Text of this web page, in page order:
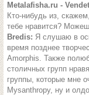
Metalafisha.ru -
Кто-нибудь из,
тебе нравится?
Bredis: Я слушаю в
время позднее
Amorphis. Также
столичных групп
группы, которые мне
Mysanthropy, ну и